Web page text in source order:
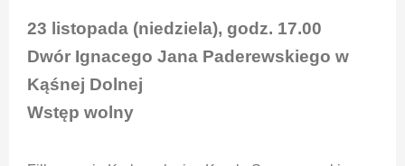
23 listopada (niedziela), godz. 17.00
Dwór Ignacego Jana Paderewskiego w
Kąśnej Dolnej
Wstęp wolny